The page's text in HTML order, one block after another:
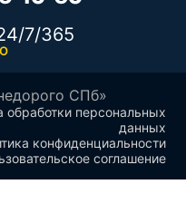
7/365
СПб»
обработки персональных
данных
конфиденциальности
соглашение